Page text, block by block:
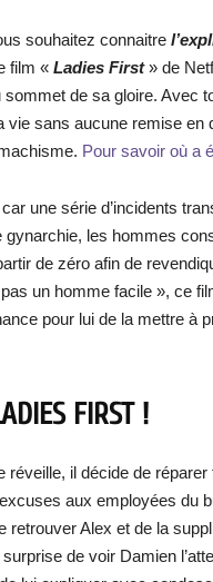
souhaitez connaitre
film « Ladies First» de
de sa gloire. Avec
sans aucune remise en
Pour savoir où a
une série d’incidents
les hommes
de zéro afin de
un homme facile », ce
pour lui de la mettre à
FIRST !
réveille, il décide de réparer
aux employées du
retrouver Alex et de la
de voir Damien